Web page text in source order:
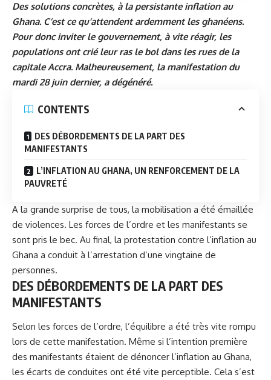
Des solutions concrètes, à la persistante inflation au
Ghana. C’est ce qu’attendent ardemment les ghanéens.
Pour donc inviter le gouvernement, à vite réagir, les
populations ont crié leur ras le bol dans les rues de la
capitale Accra. Malheureusement, la manifestation du
mardi 28 juin dernier, a dégénéré.
CONTENTS
DES DÉBORDEMENTS DE LA PART DES
MANIFESTANTS
L’INFLATION AU GHANA, UN RENFORCEMENT DE LA
PAUVRETÉ
A la grande surprise de tous, la mobilisation a été émaillée
de violences. Les forces de l’ordre et les manifestants se
sont pris le bec. Au final, la protestation contre l’inflation au
Ghana a conduit à l’arrestation d’une vingtaine de
personnes.
DES DÉBORDEMENTS DE LA PART DES
MANIFESTANTS
Selon les forces de l’ordre, l’équilibre a été très vite rompu
lors de cette manifestation. Même si l’intention première
des manifestants étaient de dénoncer l’inflation au Ghana,
les écarts de conduites ont été vite perceptible. Cela s’est